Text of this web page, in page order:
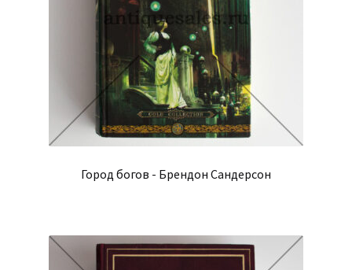
Город богов - Брендон Сандерсон